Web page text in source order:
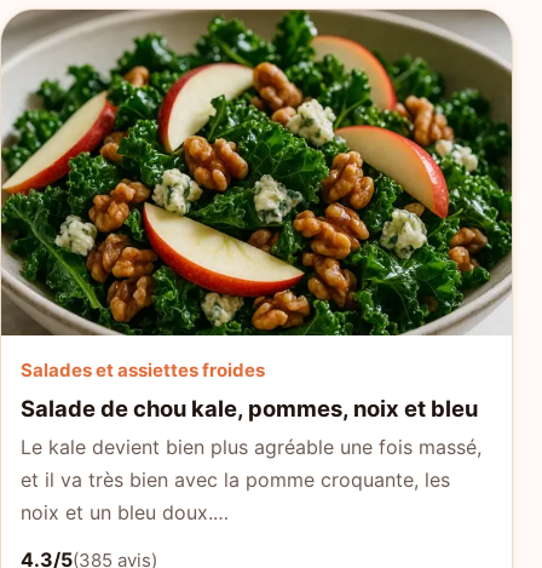
Salades et assiettes froides
Salade de chou kale, pommes, noix et bleu
Le kale devient bien plus agréable une fois massé,
et il va très bien avec la pomme croquante, les
noix et un bleu doux.…
4.3/5(385 avis)